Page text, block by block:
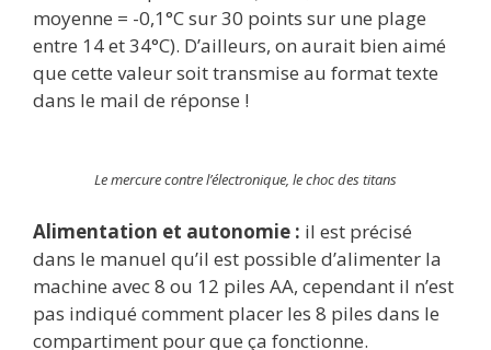
moyenne = -0,1°C sur 30 points sur une plage
entre 14 et 34°C). D’ailleurs, on aurait bien aimé
que cette valeur soit transmise au format texte
dans le mail de réponse !
Le mercure contre l’électronique, le choc des titans
Alimentation et autonomie : il est précisé
dans le manuel qu’il est possible d’alimenter la
machine avec 8 ou 12 piles AA, cependant il n’est
pas indiqué comment placer les 8 piles dans le
compartiment pour que ça fonctionne.